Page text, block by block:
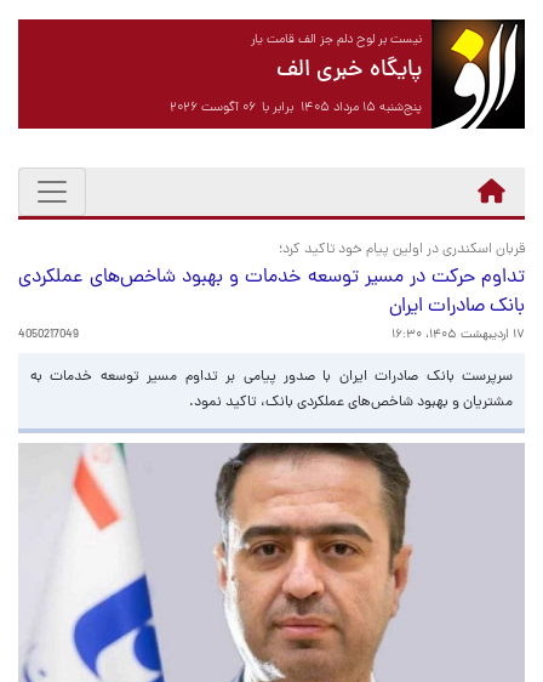
نیست بر لوح دلم جز الف قامت یار
پایگاه خبری الف
پنج‌شنبه ۱۵ مرداد ۱۴۰۵ برابر با ۰۶ آگوست ۲۰۲۶
قربان اسکندری در اولین پیام خود تاکید کرد؛
تداوم حرکت در مسیر توسعه خدمات و بهبود شاخص‌های عملکردی
بانک صادرات ایران
۱۷ اردیبهشت ۱۴۰۵، ۱۶:۳۰ 4050217049
سرپرست بانک صادرات ایران با صدور پیامی بر تداوم مسیر توسعه خدمات به
مشتریان و بهبود شاخص‌های عملکردی بانک، تاکید نمود.